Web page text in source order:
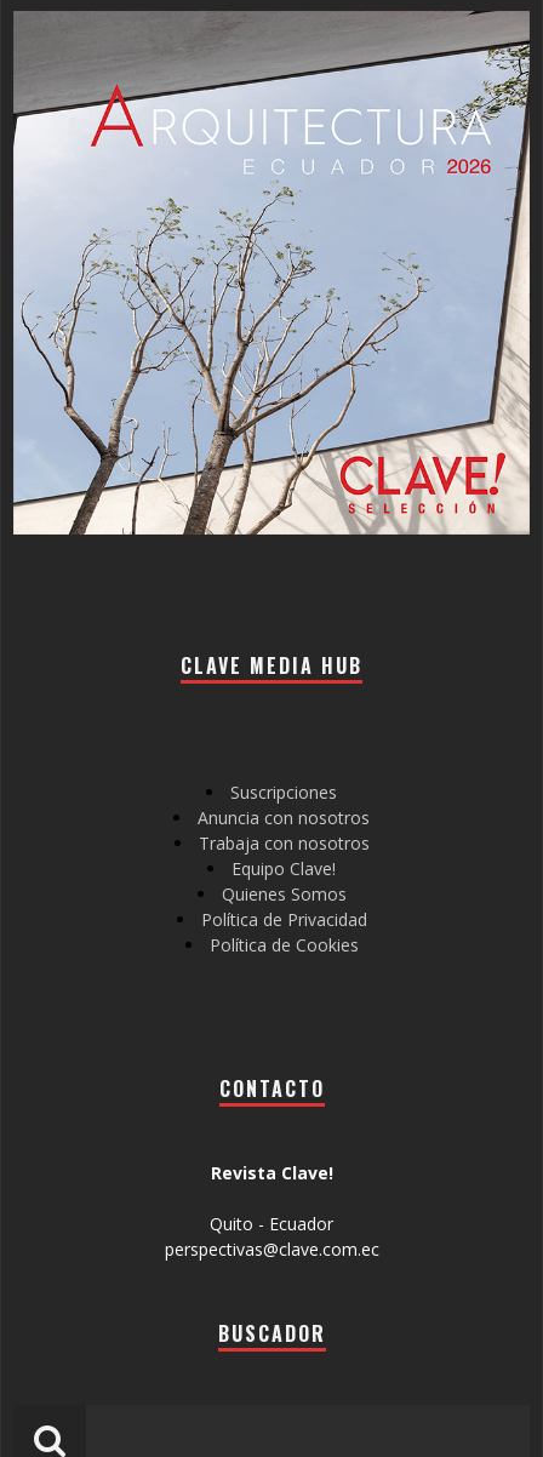
CLAVE MEDIA HUB
Suscripciones
Anuncia con nosotros
Trabaja con nosotros
Equipo Clave!
Quienes Somos
Política de Privacidad
Política de Cookies
CONTACTO
Revista Clave!
Quito - Ecuador
perspectivas@clave.com.ec
BUSCADOR